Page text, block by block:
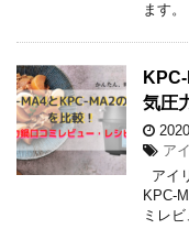
ます
気圧
ア
アイ
KPC-
ミレ